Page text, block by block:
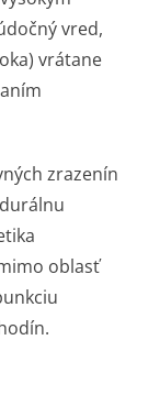
vred,
vrátane
zrazenín
oblasť